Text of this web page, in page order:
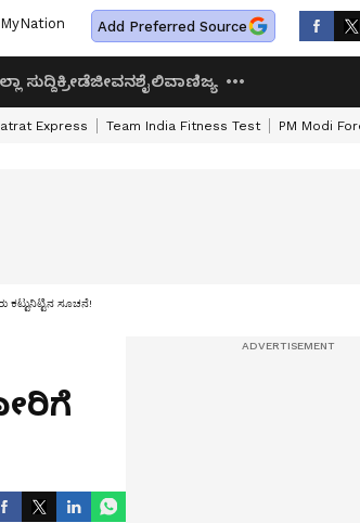
MyNation Add Preferred Source
ಸುದ್ದಿಕ್ರೀಡೆಜೀವನಶೈಲಿವಾಣಿಜ್ಯ
Express Team India Fitness Test PM Modi
ಕಟ್ಟುನಿಟ್ಟಿನ ಸೂಚನೆ!